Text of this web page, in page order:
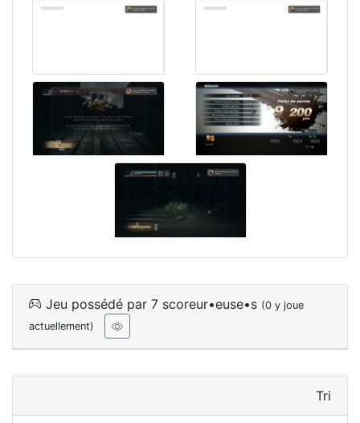
Jeu possédé par 7 scoreur•euse•s (0 y joue
actuellement)
Tri